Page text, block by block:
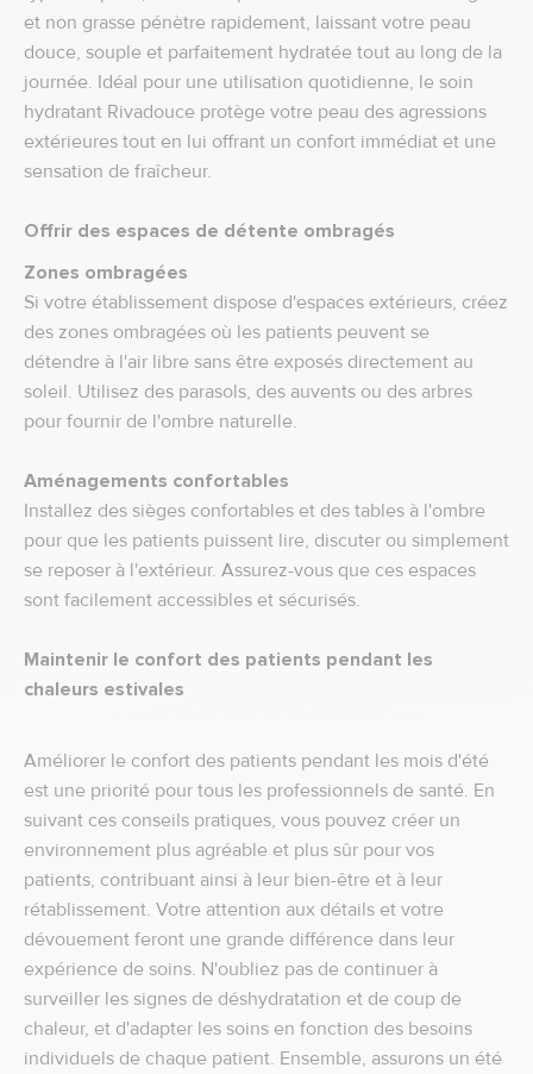
et non grasse pénètre rapidement, laissant votre peau
douce, souple et parfaitement hydratée tout au long de la
journée. Idéal pour une utilisation quotidienne, le soin
hydratant Rivadouce protège votre peau des agressions
extérieures tout en lui offrant un confort immédiat et une
sensation de fraîcheur.
Offrir des espaces de détente ombragés
Zones ombragées
Si votre établissement dispose d'espaces extérieurs, créez
des zones ombragées où les patients peuvent se
détendre à l'air libre sans être exposés directement au
soleil. Utilisez des parasols, des auvents ou des arbres
pour fournir de l'ombre naturelle.
Aménagements confortables
Installez des sièges confortables et des tables à l'ombre
pour que les patients puissent lire, discuter ou simplement
se reposer à l'extérieur. Assurez-vous que ces espaces
sont facilement accessibles et sécurisés.
Maintenir le confort des patients pendant les
chaleurs estivales
Améliorer le confort des patients pendant les mois d'été
est une priorité pour tous les professionnels de santé. En
suivant ces conseils pratiques, vous pouvez créer un
environnement plus agréable et plus sûr pour vos
patients, contribuant ainsi à leur bien-être et à leur
rétablissement. Votre attention aux détails et votre
dévouement feront une grande différence dans leur
expérience de soins. N'oubliez pas de continuer à
surveiller les signes de déshydratation et de coup de
chaleur, et d'adapter les soins en fonction des besoins
individuels de chaque patient. Ensemble, assurons un été